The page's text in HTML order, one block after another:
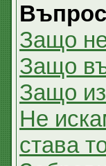
Защо
Защо
Защо
Не
става